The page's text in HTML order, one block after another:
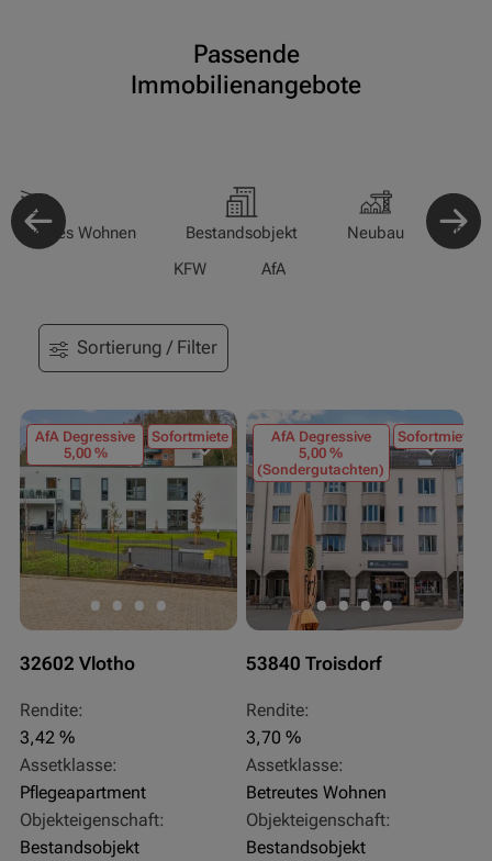
Passende
Immobilienangebote
Wohnen Bestandsobjekt Neubau
KFW
AfA
Sortierung / Filter
AfA Degressive
5,00 %
Sofortmiete
32602 Vlotho
Rendite:
3,42 %
Assetklasse:
Pflegeapartment
Objekteigenschaft:
Bestandsobjekt
AfA Degressive
5,00 %
(Sondergutachten)
Sofortmiete
53840 Troisdorf
Rendite:
3,70 %
Assetklasse:
Betreutes Wohnen
Objekteigenschaft:
Bestandsobjekt